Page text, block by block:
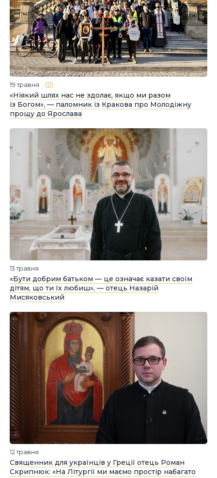
19 травня
«Ніякий шлях нас не здолає, якщо ми разом
із Богом», — паломник із Кракова про Молодіжну
прощу до Ярослава
13 травня
«Бути добрим батьком — це означає казати своїм
дітям, що ти їх любиш», — отець Назарій
Мисяковський
12 травня
Священник для українців у Греції отець Роман
Скрипнюк: «На Літургії ми маємо простір набагато